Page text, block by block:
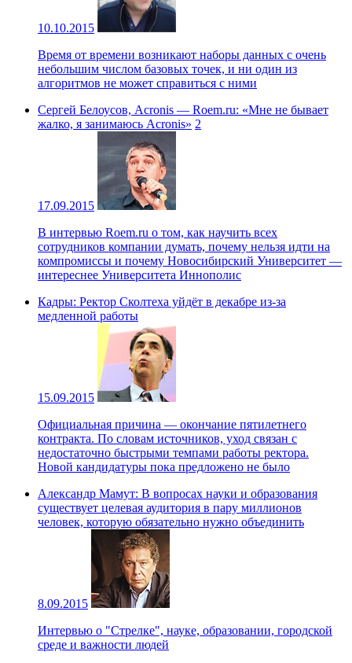
10.10.2015
Время от времени возникают наборы данных с очень
небольшим числом базовых точек, и ни один из
алгоритмов не может справиться с ними
Сергей Белоусов, Acronis — Roem.ru: «Мне не бывает
жалко, я занимаюсь Acronis» 2
17.09.2015
В интервью Roem.ru о том, как научить всех
сотрудников компании думать, почему нельзя идти на
компромиссы и почему Новосибирский Университет —
интереснее Университета Иннополис
Кадры: Ректор Сколтеха уйдёт в декабре из-за
медленной работы
15.09.2015
Официальная причина — окончание пятилетнего
контракта. По словам источников, уход связан с
недостаточно быстрыми темпами работы ректора.
Новой кандидатуры пока предложено не было
Александр Мамут: В вопросах науки и образования
существует целевая аудитория в пару миллионов
человек, которую обязательно нужно объединить
8.09.2015
Интервью о "Стрелке", науке, образовании, городской
среде и важности людей